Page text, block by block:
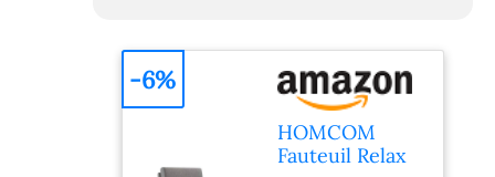
Dim. incliné : 64L x
161l x 77H cm -
Charge max.
120kg - Convient
pour des
HOMCOM
Fauteuil Relax
-6%